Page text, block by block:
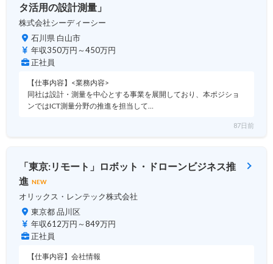
タ活用の設計測量」
株式会社シーディーシー
石川県 白山市
年収350万円～450万円
正社員
【仕事内容】<業務内容>
同社は設計・測量を中心とする事業を展開しており、本ポジショ
ンではICT測量分野の推進を担当して…
87日前
「東京:リモート」ロボット・ドローンビジネス推
進 NEW
オリックス・レンテック株式会社
東京都 品川区
年収612万円～849万円
正社員
【仕事内容】会社情報